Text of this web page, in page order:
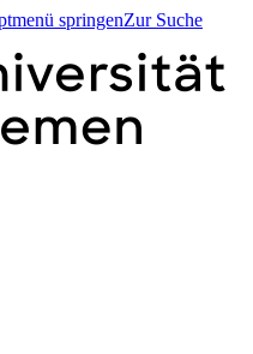
springenZur Suche